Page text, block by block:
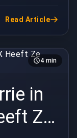
...
Read Article
4 min
in
Ze